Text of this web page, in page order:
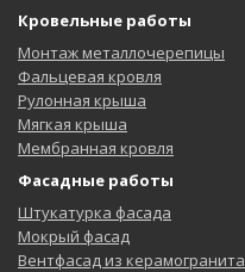
Кровельные работы
Монтаж металлочерепицы
Фальцевая кровля
Рулонная крыша
Мягкая крыша
Мембранная кровля
Фасадные работы
Штукатурка фасада
Мокрый фасад
Вентфасад из керамогранита